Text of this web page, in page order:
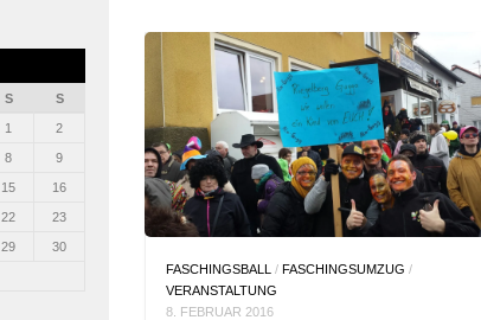
FASCHINGSBALL / FASCHINGSUMZUG /
VERANSTALTUNG
8. FEBRUAR 2016
S S
1 2
8 9
15 16
22 23
29 30